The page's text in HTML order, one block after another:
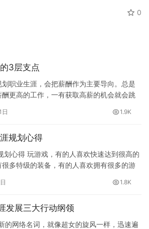
0
3层支点
职业生涯，会把薪酬作为主要导向。总是
更高的工作，一有获取高薪的机会就会跳
1.9K
规划心得
划心得 玩游戏，有的人喜欢快速达到很高的
多特级的装备，有的人喜欢拥有很多的游
1.8K
发展三大行动纲领
网络名词，就像超女的旋风一样，迅速遍